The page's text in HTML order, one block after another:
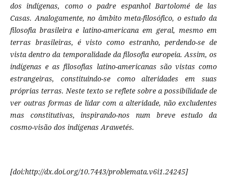
dos indígenas, como o padre espanhol Bartolomé de las
Casas. Analogamente, no âmbito meta-filosófico, o estudo da
filosofia brasileira e latino-americana em geral, mesmo em
terras brasileiras, é visto como estranho, perdendo-se de
vista dentro da temporalidade da filosofia europeia. Assim, os
indígenas e as filosofias latino-americanas são vistas como
estrangeiras, constituindo-se como alteridades em suas
próprias terras. Neste texto se reflete sobre a possibilidade de
ver outras formas de lidar com a alteridade, não excludentes
mas constitutivas, inspirando-nos num breve estudo da
cosmo-visão dos indígenas Arawetés.
[doi:http://dx.doi.org/10.7443/problemata.v6i1.24245]